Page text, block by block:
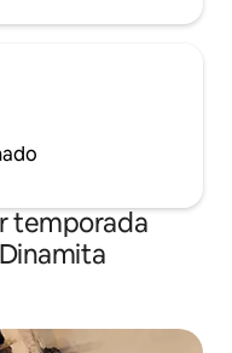
temporada